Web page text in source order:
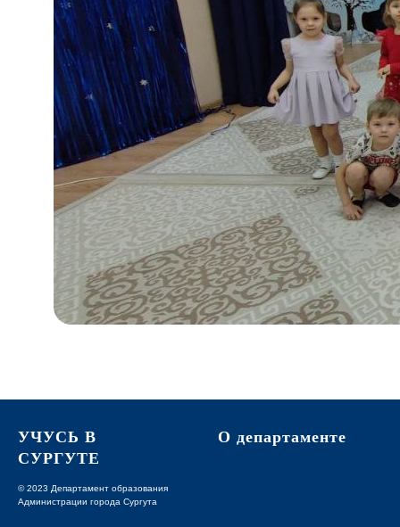
УЧУСЬ В
СУРГУТЕ
© 2023 Департамент образования
Администрации города Сургута
О департаменте